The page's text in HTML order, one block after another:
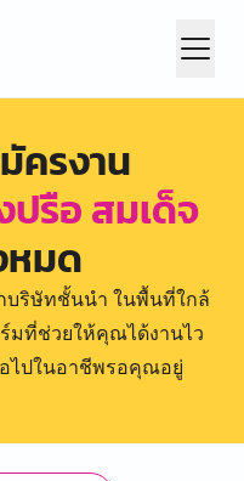
ครงาน
รือ สมเด็จ
มด
บริษัทชั้นนำ ในพื้นที่ใกล้
มที่ช่วยให้คุณได้งานไว
อไปในอาชีพรอคุณอยู่